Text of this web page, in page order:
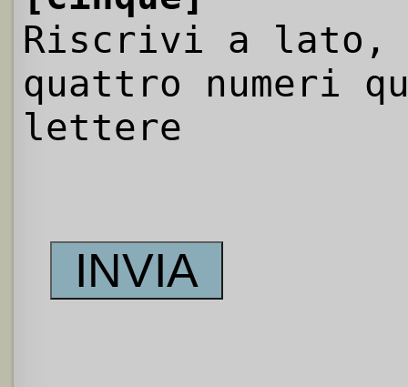
Riscrivi a
quattro numeri
lettere